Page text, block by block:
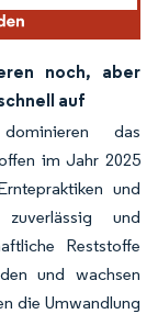
noch, aber
auf
das
im Jahr 2025
und
und
Reststoffe
und wachsen
die Umwandlung